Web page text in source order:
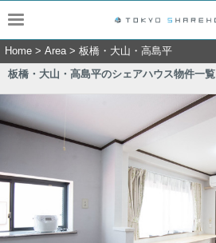
Home > Area> 板橋・大山・高島平
板橋・大山・高島平のシェアハウス物件一覧